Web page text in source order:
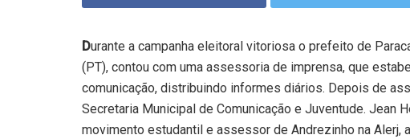
Durante a campanha eleitoral vitoriosa o prefeito de
(PT), contou com uma assessoria de imprensa, que
comunicação, distribuindo informes diários. Depois de
Secretaria Municipal de Comunicação e Juventude. Jean
movimento estudantil e assessor de Andrezinho na Alerj,